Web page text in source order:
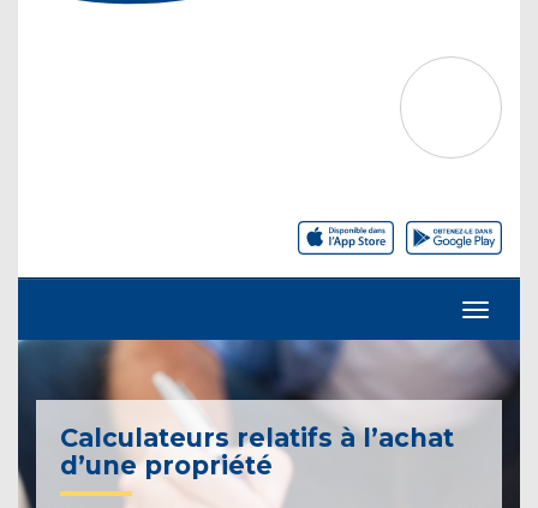
Calculateurs relatifs à l’achat
d’une propriété